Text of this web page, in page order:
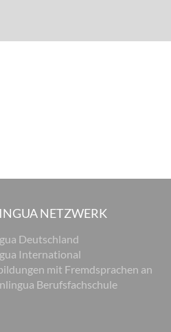
NETZWERK
Deutschland
International
mit Fremdsprachen an
Berufsfachschule